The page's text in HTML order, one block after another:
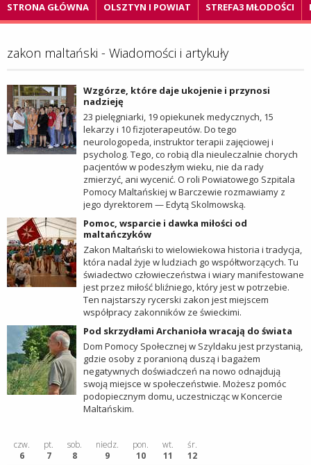
STRONA GŁÓWNA OLSZTYN I POWIAT STREFA3 MŁODOŚCI
zakon maltański - Wiadomości i artykuły
Wzgórze, które daje ukojenie i przynosi
nadzieję
23 pielęgniarki, 19 opiekunek medycznych, 15
lekarzy i 10 fizjoterapeutów. Do tego
neurologopeda, instruktor terapii zajęciowej i
psycholog. Tego, co robią dla nieuleczalnie chorych
pacjentów w podeszłym wieku, nie da rady
zmierzyć, ani wycenić. O roli Powiatowego Szpitala
Pomocy Maltańskiej w Barczewie rozmawiamy z
jego dyrektorem — Edytą Skolmowską.
Pomoc, wsparcie i dawka miłości od
maltańczyków
Zakon Maltański to wielowiekowa historia i tradycja,
która nadal żyje w ludziach go współtworzących. Tu
świadectwo człowieczeństwa i wiary manifestowane
jest przez miłość bliźniego, który jest w potrzebie.
Ten najstarszy rycerski zakon jest miejscem
współpracy zakonników ze świeckimi.
Pod skrzydłami Archanioła wracają do świata
Dom Pomocy Społecznej w Szyldaku jest przystanią,
gdzie osoby z poranioną duszą i bagażem
negatywnych doświadczeń na nowo odnajdują
swoją miejsce w społeczeństwie. Możesz pomóc
podopiecznym domu, uczestnicząc w Koncercie
Maltańskim.
czw.
6
pt.
7
sob.
8
niedz.
9
pon.
10
wt.
11
śr.
12